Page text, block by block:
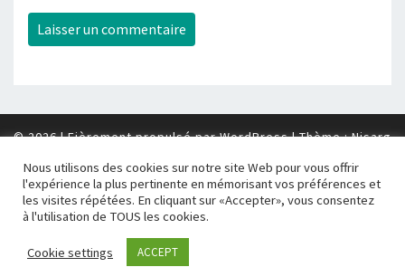
© 2026|Fièrement propulsé parWordPress |Thème :Nisarg
Nous utilisons des cookies sur notre site Web pour vous offrir
l'expérience la plus pertinente en mémorisant vos préférences et
les visites répétées. En cliquant sur «Accepter», vous consentez
à l'utilisation de TOUS les cookies.
Cookie settings ACCEPT
Bouléest concédé sous licence